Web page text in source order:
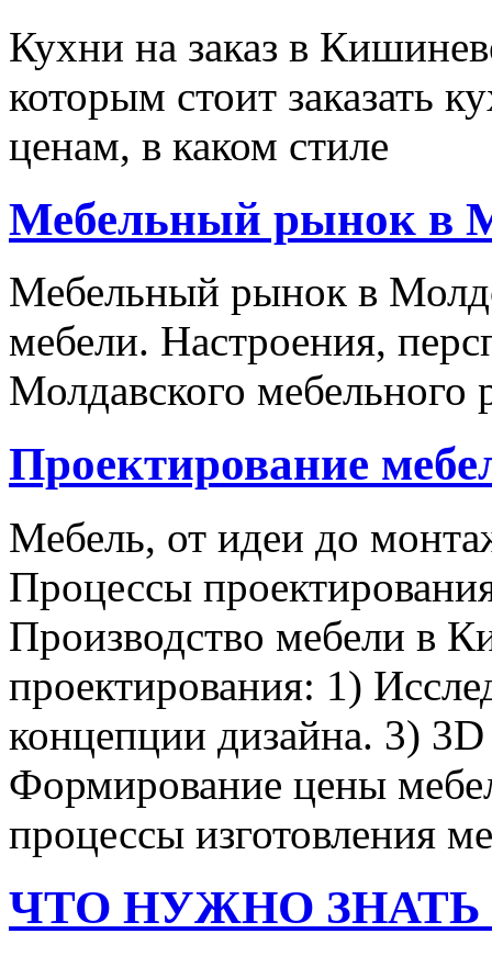
Кухни на заказ в
которым стоит заказать
ценам, в каком стиле
Мебельный рынок в
Мебельный рынок в
мебели. Настроения,
Молдавского мебельного
Проектирование
Мебель, от идеи до
Процессы
Производство мебели в
проектирования: 1)
концепции дизайна. 3)
Формирование цены
процессы изготовления
ЧТО НУЖНО